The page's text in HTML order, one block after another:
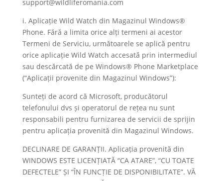
support@wildliferomania.com
i. Aplicație Wild Watch din Magazinul Windows®
Phone. Fără a limita orice alți termeni ai acestor
Termeni de Serviciu, următoarele se aplică pentru
orice aplicație Wild Watch accesată prin intermediul
sau descărcată de pe Windows® Phone Marketplace
(“Aplicații provenite din Magazinul Windows”):
Sunteți de acord că Microsoft, producătorul
telefonului dvs și operatorul de rețea nu sunt
responsabili pentru furnizarea de servicii de sprijin
pentru aplicația provenită din Magazinul Windows.
DECLINARE DE GARANȚII. Aplicația provenită din
WINDOWS ESTE LICENȚIATĂ “CA ATARE”, “CU TOATE
DEFECTELE” ȘI “ÎN FUNCȚIE DE DISPONIBILITATE”. VĂ